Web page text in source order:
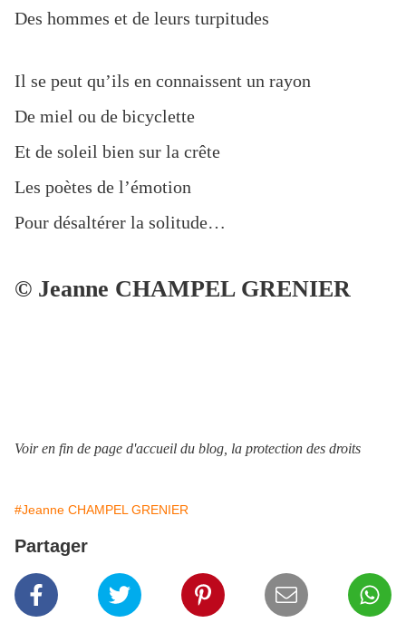
Des hommes et de leurs turpitudes
Il se peut qu’ils en connaissent un rayon
De miel ou de bicyclette
Et de soleil bien sur la crête
Les poètes de l’émotion
Pour désaltérer la solitude…
© Jeanne CHAMPEL GRENIER
Voir en fin de page d'accueil du blog, la protection des droits
#Jeanne CHAMPEL GRENIER
Partager